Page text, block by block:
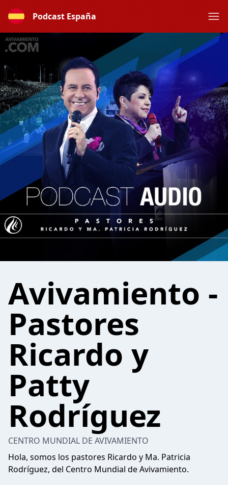
Podcast España
Avivamiento -
Pastores
Ricardo y
Patty
Rodríguez
CENTRO MUNDIAL DE AVIVAMIENTO
Hola, somos los pastores Ricardo y Ma. Patricia
Rodríguez, del Centro Mundial de Avivamiento.